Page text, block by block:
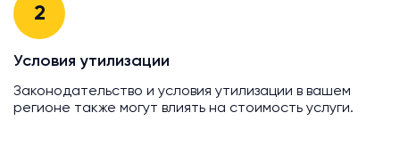
2
Условия утилизации
Законодательство и условия утилизации в вашем
регионе также могут влиять на стоимость услуги.